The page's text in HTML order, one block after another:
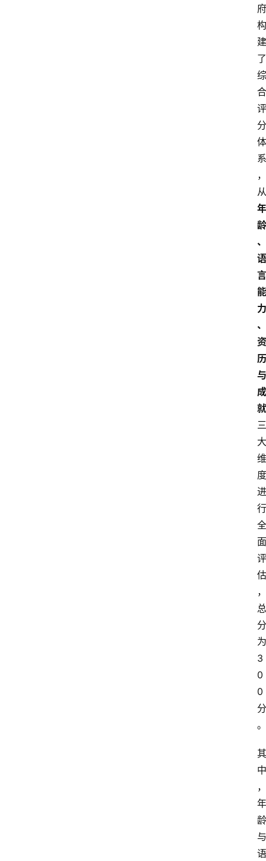
府
构
建
了
综
合
评
分
体
系
，
从
年
龄
、
语
言
能
力
、
资
历
与
成
就
三
大
维
度
进
行
全
面
评
估
，
总
分
为
3
0
0
分
。
其
中
，
年
龄
与
语